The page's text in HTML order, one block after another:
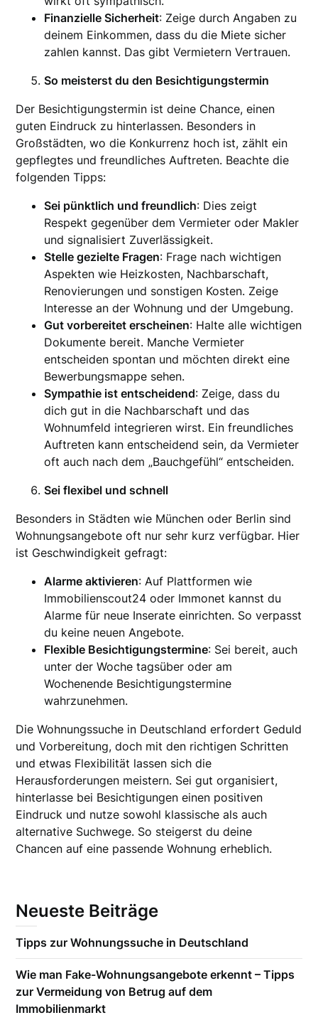
Finanzielle Sicherheit: Zeige durch Angaben zu
deinem Einkommen, dass du die Miete sicher
zahlen kannst. Das gibt Vermietern Vertrauen.
So meisterst du den Besichtigungstermin
Der Besichtigungstermin ist deine Chance, einen
guten Eindruck zu hinterlassen. Besonders in
Großstädten, wo die Konkurrenz hoch ist, zählt ein
gepflegtes und freundliches Auftreten. Beachte die
folgenden Tipps:
Sei pünktlich und freundlich: Dies zeigt
Respekt gegenüber dem Vermieter oder Makler
und signalisiert Zuverlässigkeit.
Stelle gezielte Fragen: Frage nach wichtigen
Aspekten wie Heizkosten, Nachbarschaft,
Renovierungen und sonstigen Kosten. Zeige
Interesse an der Wohnung und der Umgebung.
Gut vorbereitet erscheinen: Halte alle wichtigen
Dokumente bereit. Manche Vermieter
entscheiden spontan und möchten direkt eine
Bewerbungsmappe sehen.
Sympathie ist entscheidend: Zeige, dass du
dich gut in die Nachbarschaft und das
Wohnumfeld integrieren wirst. Ein freundliches
Auftreten kann entscheidend sein, da Vermieter
oft auch nach dem „Bauchgefühl“ entscheiden.
Sei flexibel und schnell
Besonders in Städten wie München oder Berlin sind
Wohnungsangebote oft nur sehr kurz verfügbar. Hier
ist Geschwindigkeit gefragt:
Alarme aktivieren: Auf Plattformen wie
Immobilienscout24 oder Immonet kannst du
Alarme für neue Inserate einrichten. So verpasst
du keine neuen Angebote.
Flexible Besichtigungstermine: Sei bereit, auch
unter der Woche tagsüber oder am
Wochenende Besichtigungstermine
wahrzunehmen.
Die Wohnungssuche in Deutschland erfordert Geduld
und Vorbereitung, doch mit den richtigen Schritten
und etwas Flexibilität lassen sich die
Herausforderungen meistern. Sei gut organisiert,
hinterlasse bei Besichtigungen einen positiven
Eindruck und nutze sowohl klassische als auch
alternative Suchwege. So steigerst du deine
Chancen auf eine passende Wohnung erheblich.
Neueste Beiträge
Tipps zur Wohnungssuche in Deutschland
Wie man Fake-Wohnungsangebote erkennt – Tipps
zur Vermeidung von Betrug auf dem
Immobilienmarkt